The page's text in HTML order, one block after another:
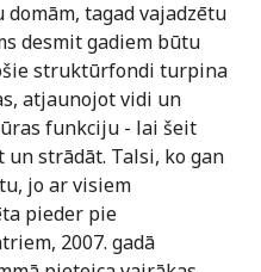
tagad vajadzētu
desmit gadiem būtu
struktūrfondi turpina
atjaunojot vidi un
funkciju - lai šeit
strādāt. Talsi, ko gan
jo ar visiem
pieder pie
2007. gadā